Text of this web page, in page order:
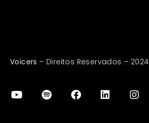
Voicers – Direitos Reservados – 2024